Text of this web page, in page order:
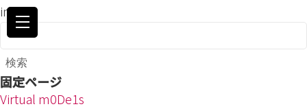
index
検
索:
固定ページ
Virtual m0De1s